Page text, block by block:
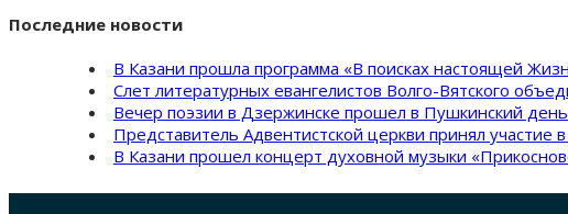
Последние новости
В Казани прошла программа «В поисках настоящей
Слет литературных евангелистов Волго-Вятского
Вечер поэзии в Дзержинске прошел в Пушкинский
Представитель Адвентистской церкви принял
В Казани прошел концерт духовной музыки